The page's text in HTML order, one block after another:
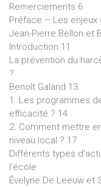
Remerciements 6
Préface – Les enjeux
Jean-Pierre Bellon et
Introduction 11
La prévention du
?
Benoît Galand 13
1. Les programmes
efficacité ? 14
2. Comment mettre
niveau local ? 17
Différents types
l'école
Évelyne De Leeuw et